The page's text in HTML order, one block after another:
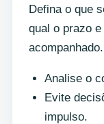
Defina o que
qual o prazo
acompanhado.
Analise o
Evite
impulso.